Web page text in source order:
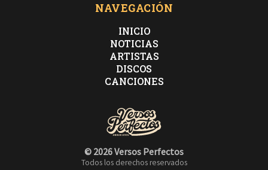
NAVEGACIÓN
INICIO
NOTICIAS
ARTISTAS
DISCOS
CANCIONES
© 2026 Versos Perfectos
Todos los derechos reservados